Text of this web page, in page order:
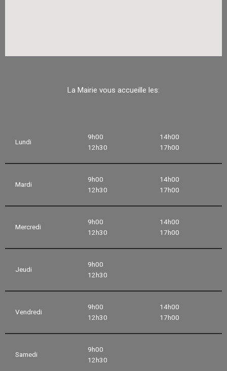
La Mairie vous accueille les:
Lundi
9h00
12h30
14h00
17h00
Mardi
9h00
12h30
14h00
17h00
Mercredi
9h00
12h30
14h00
17h00
Jeudi
9h00
12h30
Vendredi
9h00
12h30
14h00
17h00
Samedi
9h00
12h30